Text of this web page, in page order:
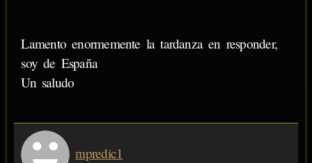
Lamento enormemente la tardanza en responder,
soy de España
Un saludo
mpredic1